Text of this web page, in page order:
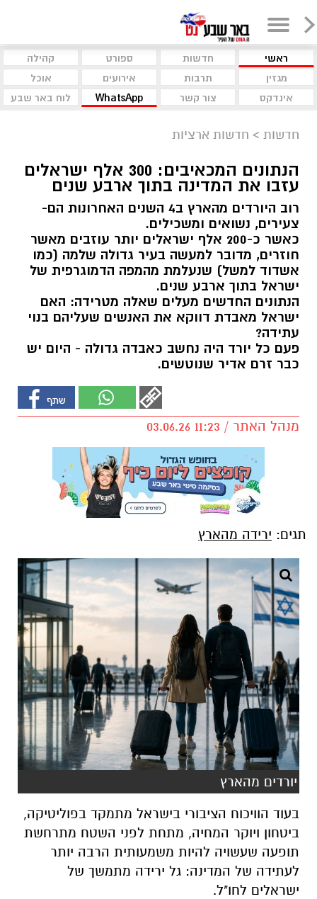
ראשי חדשות ספורט
קהילה
מגזין
תרבות אירועים
אוכל
אינדקס
צור קשר WhatsApp לוח באר שבע
חדשות > חדשות ארציות
הנתונים המכאיבים: 300 אלף ישראלים
עזבו את המדינה בתוך ארבע שנים
רוב היורדים מהארץ ב4 השנים האחרונות הם-
צעירים, נשואים ומשכילים.
כאשר כ-200 אלף ישראלים יותר עוזבים מאשר
חוזרים, מדובר למעשה בעיר גדולה שלמה (כמו
אשדוד למשל) שנעלמת מהמפה הדמוגרפית של
ישראל בתוך ארבע שנים.
הנתונים החדשים מעלים שאלה מטרידה: האם
ישראל מאבדת דווקא את האנשים שעליהם בנוי
עתידה?
פעם כל יורד היה נחשב כאבדה גדולה - היום יש
כבר זרם אדיר שנוטשים.
מנהל האתר / 11:23 03.06.26
תגים: ירידה מהארץ
יורדים מהארץ
בעוד הוויכוח הציבורי בישראל מתמקד בפוליטיקה,
ביטחון ויוקר המחיה, מתחת לפני השטח מתרחשת
תופעה שעשויה להיות משמעותית הרבה יותר
לעתידה של המדינה: גל ירידה מתמשך של
ישראלים לחו"ל.